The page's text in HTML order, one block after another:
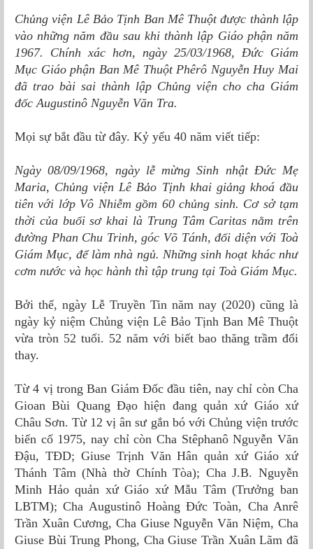
Chủng viện Lê Bảo Tịnh Ban Mê Thuột được thành lập
vào những năm đầu sau khi thành lập Giáo phận năm
1967. Chính xác hơn, ngày 25/03/1968, Đức Giám
Mục Giáo phận Ban Mê Thuột Phêrô Nguyễn Huy Mai
đã trao bài sai thành lập Chủng viện cho cha Giám
đốc Augustinô Nguyễn Văn Tra.
Mọi sự bắt đầu từ đây. Kỷ yếu 40 năm viết tiếp:
Ngày 08/09/1968, ngày lễ mừng Sinh nhật Ðức Mẹ
Maria, Chủng viện Lê Bảo Tịnh khai giảng khoá đầu
tiên với lớp Vô Nhiễm gồm 60 chủng sinh. Cơ sở tạm
thời của buổi sơ khai là Trung Tâm Caritas nằm trên
đường Phan Chu Trinh, góc Võ Tánh, đối diện với Toà
Giám Mục, để làm nhà ngủ. Những sinh hoạt khác như
cơm nước và học hành thì tập trung tại Toà Giám Mục.
Bởi thế, ngày Lễ Truyền Tin năm nay (2020) cũng là
ngày kỷ niệm Chủng viện Lê Bảo Tịnh Ban Mê Thuột
vừa tròn 52 tuổi. 52 năm với biết bao thăng trầm đổi
thay.
Từ 4 vị trongBan Giám Ðốcđầu tiên, nay chỉ còn Cha
Gioan Bùi Quang Đạo hiện đang quản xứ Giáo xứ
Châu Sơn. Từ 12 vị ân sư gắn bó với Chủng viện trước
biến cố 1975, nay chỉ còn Cha Stêphanô Nguyễn Văn
Đậu, TĐD; Giuse Trịnh Văn Hân quản xứ Giáo xứ
Thánh Tâm (Nhà thờ Chính Tòa); Cha J.B. Nguyễn
Minh Hảo quản xứ Giáo xứ Mẫu Tâm (Trưởng ban
LBTM); Cha Augustinô Hoàng Đức Toàn, Cha Anrê
Trần Xuân Cương, Cha Giuse Nguyễn Văn Niệm, Cha
Giuse Bùi Trung Phong, Cha Giuse Trần Xuân Lãm đã